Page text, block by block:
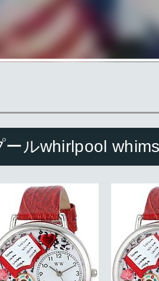
ールwhirlpool